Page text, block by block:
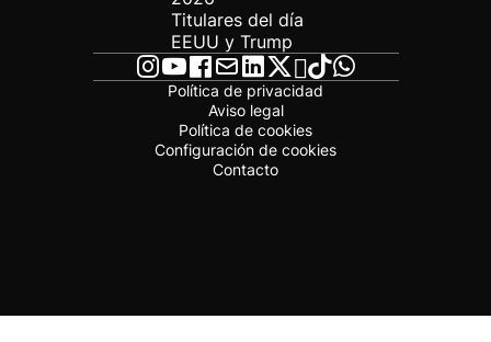
Titulares del día
EEUU y Trump
Política de privacidad
Aviso legal
Política de cookies
Configuración de cookies
Contacto